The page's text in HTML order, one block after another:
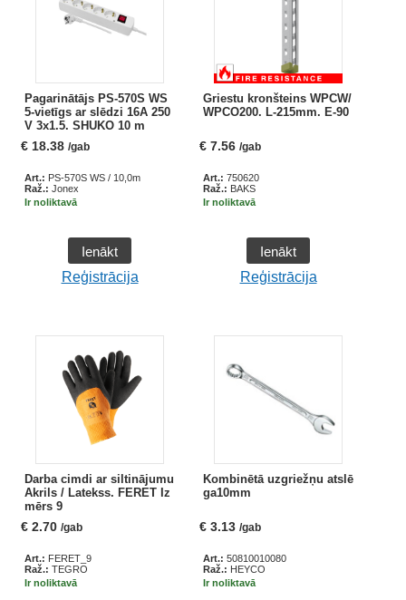
Pagarinātājs PS-570S WS
5-vietīgs ar slēdzi 16A 250
V 3x1.5. SHUKO 10 m
€ 18.38 /gab
Art.: PS-570S WS / 10,0m
Raž.: Jonex
Ir noliktavā
Ienākt
Reģistrācija
Griestu kronšteins WPCW/
WPCO200. L-215mm. E-90
€ 7.56 /gab
Art.: 750620
Raž.: BAKS
Ir noliktavā
Ienākt
Reģistrācija
Darba cimdi ar siltinājumu
Akrils / Latekss. FERET Iz
mērs 9
€ 2.70 /gab
Art.: FERET_9
Raž.: TEGRO
Ir noliktavā
Kombinētā uzgriežņu atslē
ga10mm
€ 3.13 /gab
Art.: 50810010080
Raž.: HEYCO
Ir noliktavā